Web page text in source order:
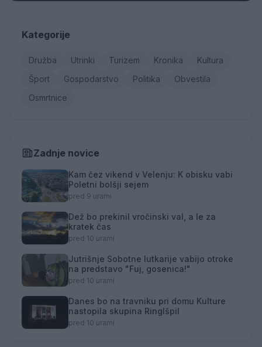
Kategorije
Družba Utrinki Turizem Kronika
Kultura
Šport
Gospodarstvo Politika
Obvestila
Osmrtnice
Zadnje novice
Kam čez vikend v Velenju: K obisku vabi
Poletni bolšji sejem
pred 9 urami
Dež bo prekinil vročinski val, a le za
kratek čas
pred 10 urami
Jutrišnje Sobotne lutkarije vabijo otroke
na predstavo "Fuj, gosenica!"
pred 10 urami
Danes bo na travniku pri domu Kulture
nastopila skupina Ringlšpil
pred 10 urami